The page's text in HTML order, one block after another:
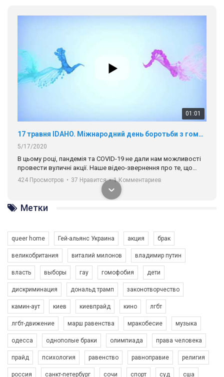
01:01
17 травня IDAHO. Міжнародний день боротьби з гомофобією трансфобією і біфобія.
5/17/2020
В цьому році, пандемія та COVІD-19 не дали нам можливості
провести вуличні акції. Наше відео-звернення про те, що
навіть коли ми у різних містах та не можемо зустрінеться, ми
разом. Ми закликаємо всіх хто поділяє цінності рівності та
солідарності, приєднатися до нас. Регіональні підрозділи
ГАУ є в 16 областях України.
Разом наш голос лунає гучніше!
424 Просмотров • 37 Нравится • 1 Комментариев
Зупинимо насильство проти ЛГБТ в Україні! Stop violence against LGBT in Ukraine!
6/30/2017
Емоційний та вражаючий промо-ролік на конкурс PACT, який
представляє програму "Гей-альянс Україна" з протидії
насильству проти ЛГБТ в Україні.
1.9K Просмотров • 226 Нравится • 5 Комментариев
Метки
queer home Гей-альянс Украина акция брак
великобритания виталий милонов владимир путин
власть выборы гау гомофобия дети
дискриминация дональд трамп законотворчество
камин-аут киев киевпрайд кино лгбт
лгбт-движение марш равенства мракобесие музыка
одесса однополые браки олимпиада права человека
прайд психология равенство равноправие религия
россия санкт-петербург сочи спорт суд сша